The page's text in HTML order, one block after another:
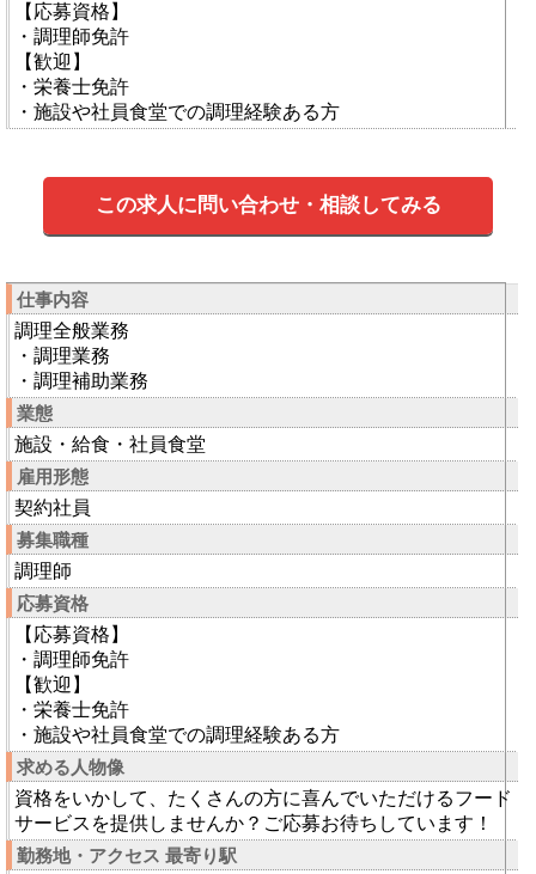
【応募資格】
・調理師免許
【歓迎】
・栄養士免許
・施設や社員食堂での調理経験ある方
この求人に問い合わせ・相談してみる
仕事内容
調理全般業務
・調理業務
・調理補助業務
業態
施設・給食・社員食堂
雇用形態
契約社員
募集職種
調理師
応募資格
【応募資格】
・調理師免許
【歓迎】
・栄養士免許
・施設や社員食堂での調理経験ある方
求める人物像
資格をいかして、たくさんの方に喜んでいただけるフード
サービスを提供しませんか？ご応募お待ちしています！
勤務地・アクセス 最寄り駅